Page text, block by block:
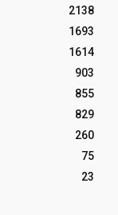
2138
1693
1614
903
855
829
260
75
23